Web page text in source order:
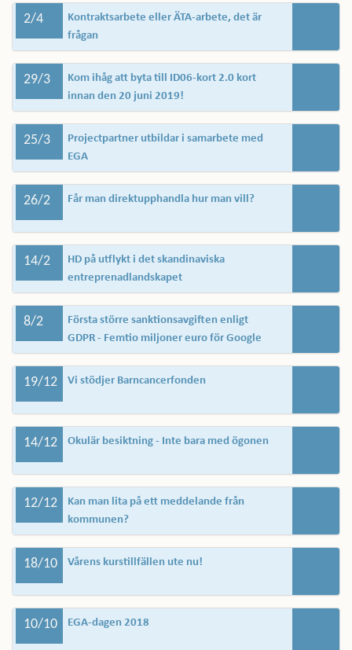
2/4
Kontraktsarbete eller ÄTA-arbete, det är
frågan
29/3
Kom ihåg att byta till ID06-kort 2.0 kort
innan den 20 juni 2019!
25/3
Projectpartner utbildar i samarbete med
EGA
26/2 Får man direktupphandla hur man vill?
14/2
HD på utflykt i det skandinaviska
entreprenadlandskapet
8/2
Första större sanktionsavgiften enligt
GDPR - Femtio miljoner euro för Google
19/12 Vi stödjer Barncancerfonden
14/12 Okulär besiktning - Inte bara med ögonen
12/12
Kan man lita på ett meddelande från
kommunen?
18/10 Vårens kurstillfällen ute nu!
10/10 EGA-dagen 2018